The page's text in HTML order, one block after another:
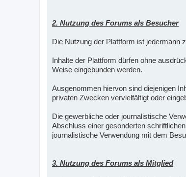
2. Nutzung des Forums als Besucher
Die Nutzung der Plattform ist jedermann
Inhalte der Plattform dürfen ohne
Weise eingebunden werden.
Ausgenommen hiervon sind diejenigen
privaten Zwecken vervielfältigt oder
Die gewerbliche oder journalistische
Abschluss einer gesonderten
journalistische Verwendung mit dem
3. Nutzung des Forums als Mitglied